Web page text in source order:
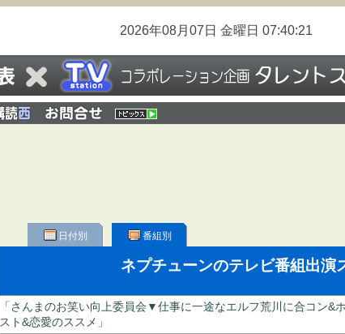
2026年08月07日 金曜日 07:40:21
日付別 番組別
ネプチューンのテレビ番組出演
「さんまのお笑い向上委員会▼仕事に一途なエルフ荒川に合コン&ホ
スト&恋愛のススメ」